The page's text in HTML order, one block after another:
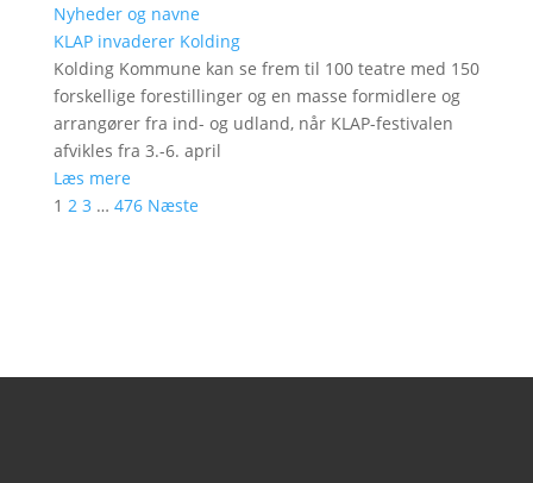
Nyheder og navne
KLAP invaderer Kolding
Kolding Kommune kan se frem til 100 teatre med 150
forskellige forestillinger og en masse formidlere og
arrangører fra ind- og udland, når KLAP-festivalen
afvikles fra 3.-6. april
Læs mere
1 2 3 … 476 Næste